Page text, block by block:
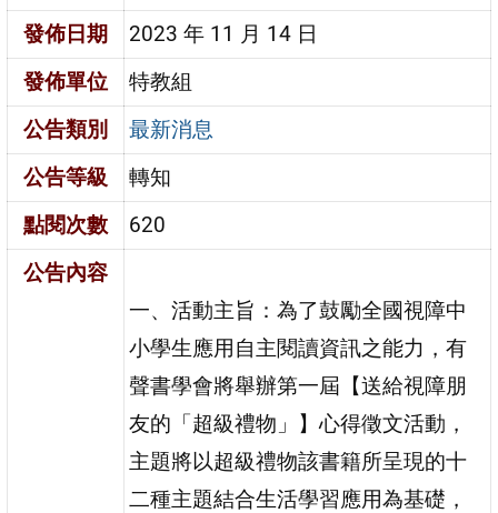
發佈日期
2023 年 11 月 14 日
發佈單位
特教組
公告類別
最新消息
公告等級
轉知
點閱次數
620
公告內容
一、活動主旨：為了鼓勵全國視障中
小學生應用自主閱讀資訊之能力，有
聲書學會將舉辦第一屆【送給視障朋
友的「超級禮物」】心得徵文活動，
主題將以超級禮物該書籍所呈現的十
二種主題結合生活學習應用為基礎，